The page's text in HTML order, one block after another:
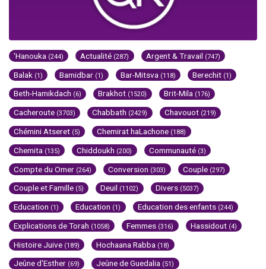
'Hanouka (244) Actualité (287) Argent & Travail (747)
Balak (1) Bamidbar (1) Bar-Mitsva (118) Berechit (1)
Beth-Hamikdach (6) Brakhot (1520) Brit-Mila (176)
Cacheroute (3703) Chabbath (2429) Chavouot (219)
Chémini Atseret (5) Chemirat haLachone (188)
Chemita (135) Chiddoukh (200) Communauté (3)
Compte du Omer (264) Conversion (303) Couple (297)
Couple et Famille (5) Deuil (1102) Divers (5037)
Education (1) Education (1) Education des enfants (244)
Explications de Torah (1058) Femmes (316) Hassidout (4)
Histoire Juive (189) Hochaana Rabba (18)
Jeûne d'Esther (69) Jeûne de Guedalia (51)